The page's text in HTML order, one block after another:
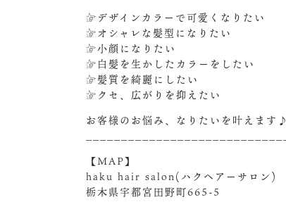
☞デザインカラーで可愛くなりたい
☞オシャレな髪型になりたい
☞小顔になりたい
☞白髪を生かしたカラーをしたい
☞髪質を綺麗にしたい
☞クセ、広がりを抑えたい
お客様のお悩み、なりたいを叶えます♪
【MAP】
haku hair salon(ハクヘアーサロン)
栃木県宇都宮田野町665-5